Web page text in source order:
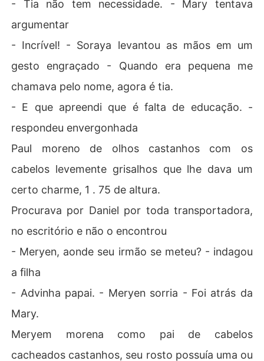
- Tia não tem necessidade. - Mary tentava
argumentar
- Incrível! - Soraya levantou as mãos em um
gesto engraçado - Quando era pequena me
chamava pelo nome, agora é tia.
- E que apreendi que é falta de educação. -
respondeu envergonhada
Paul moreno de olhos castanhos com os
cabelos levemente grisalhos que lhe dava um
certo charme, 1 . 75 de altura.
Procurava por Daniel por toda transportadora,
no escritório e não o encontrou
- Meryen, aonde seu irmão se meteu? - indagou
a filha
- Advinha papai. - Meryen sorria - Foi atrás da
Mary.
Meryem morena como pai de cabelos
cacheados castanhos, seu rosto possuía uma ou